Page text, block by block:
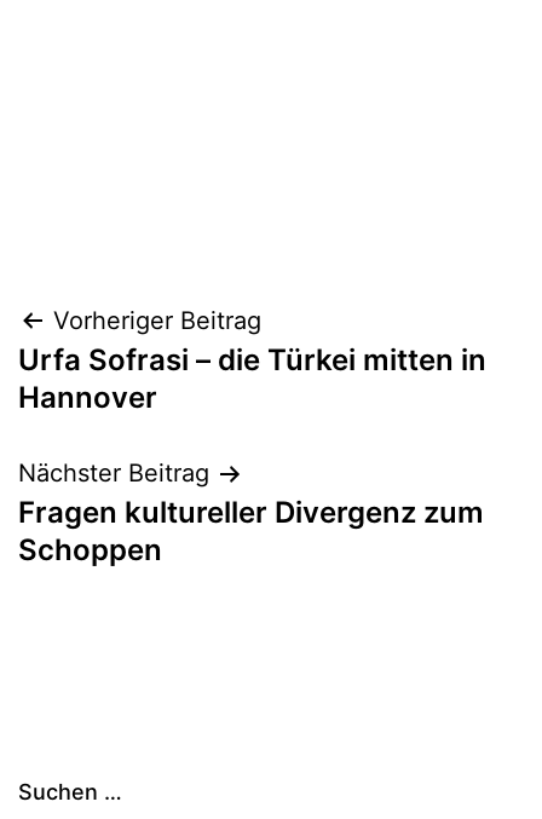
Beitragsnavigation
Vorheriger Beitrag
Urfa Sofrasi – die Türkei mitten in
Hannover
Nächster Beitrag
Fragen kultureller Divergenz zum
Schoppen
Suchen …